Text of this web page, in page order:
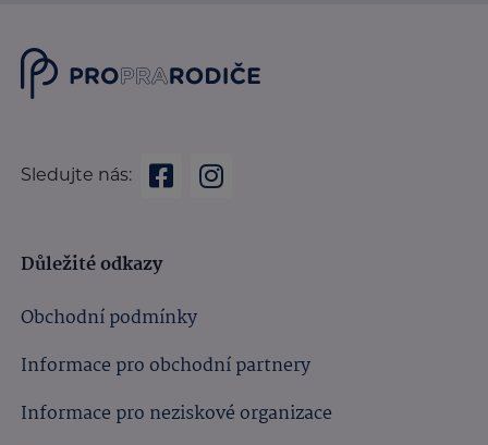
Sledujte nás:
Důležité odkazy
Obchodní podmínky
Informace pro obchodní partnery
Informace pro neziskové organizace